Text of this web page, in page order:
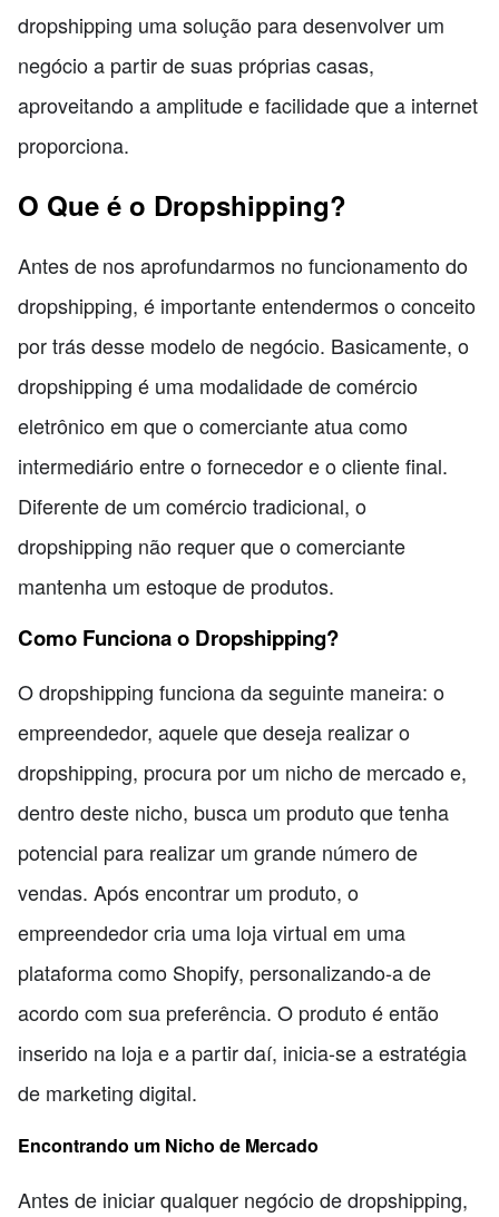
dropshipping uma solução para desenvolver um
negócio a partir de suas próprias casas,
aproveitando a amplitude e facilidade que a internet
proporciona.
O Que é o Dropshipping?
Antes de nos aprofundarmos no funcionamento do
dropshipping, é importante entendermos o conceito
por trás desse modelo de negócio. Basicamente, o
dropshipping é uma modalidade de comércio
eletrônico em que o comerciante atua como
intermediário entre o fornecedor e o cliente final.
Diferente de um comércio tradicional, o
dropshipping não requer que o comerciante
mantenha um estoque de produtos.
Como Funciona o Dropshipping?
O dropshipping funciona da seguinte maneira: o
empreendedor, aquele que deseja realizar o
dropshipping, procura por um nicho de mercado e,
dentro deste nicho, busca um produto que tenha
potencial para realizar um grande número de
vendas. Após encontrar um produto, o
empreendedor cria uma loja virtual em uma
plataforma como Shopify, personalizando-a de
acordo com sua preferência. O produto é então
inserido na loja e a partir daí, inicia-se a estratégia
de marketing digital.
Encontrando um Nicho de Mercado
Antes de iniciar qualquer negócio de dropshipping,